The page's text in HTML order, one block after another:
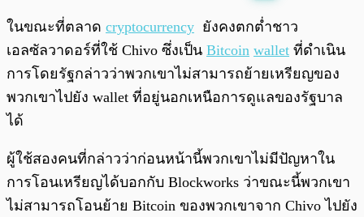
พร้อมเล่น
ในขณะที่ตลาด cryptocurrency ยังคงตกต่ำชาว
เอลซัลวาดอร์ที่ใช้ Chivo ซึ่งเป็น Bitcoin wallet ที่ดำเนิน
การโดยรัฐกล่าวว่าพวกเขาไม่สามารถย้ายเหรียญของ
พวกเขาไปยัง wallet ที่อยู่นอกเหนือการดูแลของรัฐบาล
ได้
ผู้ใช้สองคนที่กล่าวว่าก่อนหน้านี้พวกเขาไม่มีปัญหาใน
การโอนเหรียญได้บอกกับ Blockworks ว่าขณะนี้พวกเขา
ไม่สามารถโอนย้าย Bitcoin ของพวกเขาจาก Chivo ไปยัง